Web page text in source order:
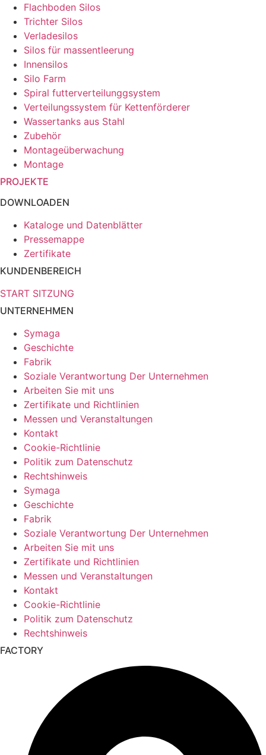
Flachboden Silos
Trichter Silos
Verladesilos
Silos für massentleerung
Innensilos
Silo Farm
Spiral futterverteilunggsystem
Verteilungssystem für Kettenförderer
Wassertanks aus Stahl
Zubehör
Montageüberwachung
Montage
PROJEKTE
DOWNLOADEN
Kataloge und Datenblätter
Pressemappe
Zertifikate
KUNDENBEREICH
START SITZUNG
UNTERNEHMEN
Symaga
Geschichte
Fabrik
Soziale Verantwortung Der Unternehmen
Arbeiten Sie mit uns
Zertifikate und Richtlinien
Messen und Veranstaltungen
Kontakt
Cookie-Richtlinie
Politik zum Datenschutz
Rechtshinweis
Symaga
Geschichte
Fabrik
Soziale Verantwortung Der Unternehmen
Arbeiten Sie mit uns
Zertifikate und Richtlinien
Messen und Veranstaltungen
Kontakt
Cookie-Richtlinie
Politik zum Datenschutz
Rechtshinweis
FACTORY